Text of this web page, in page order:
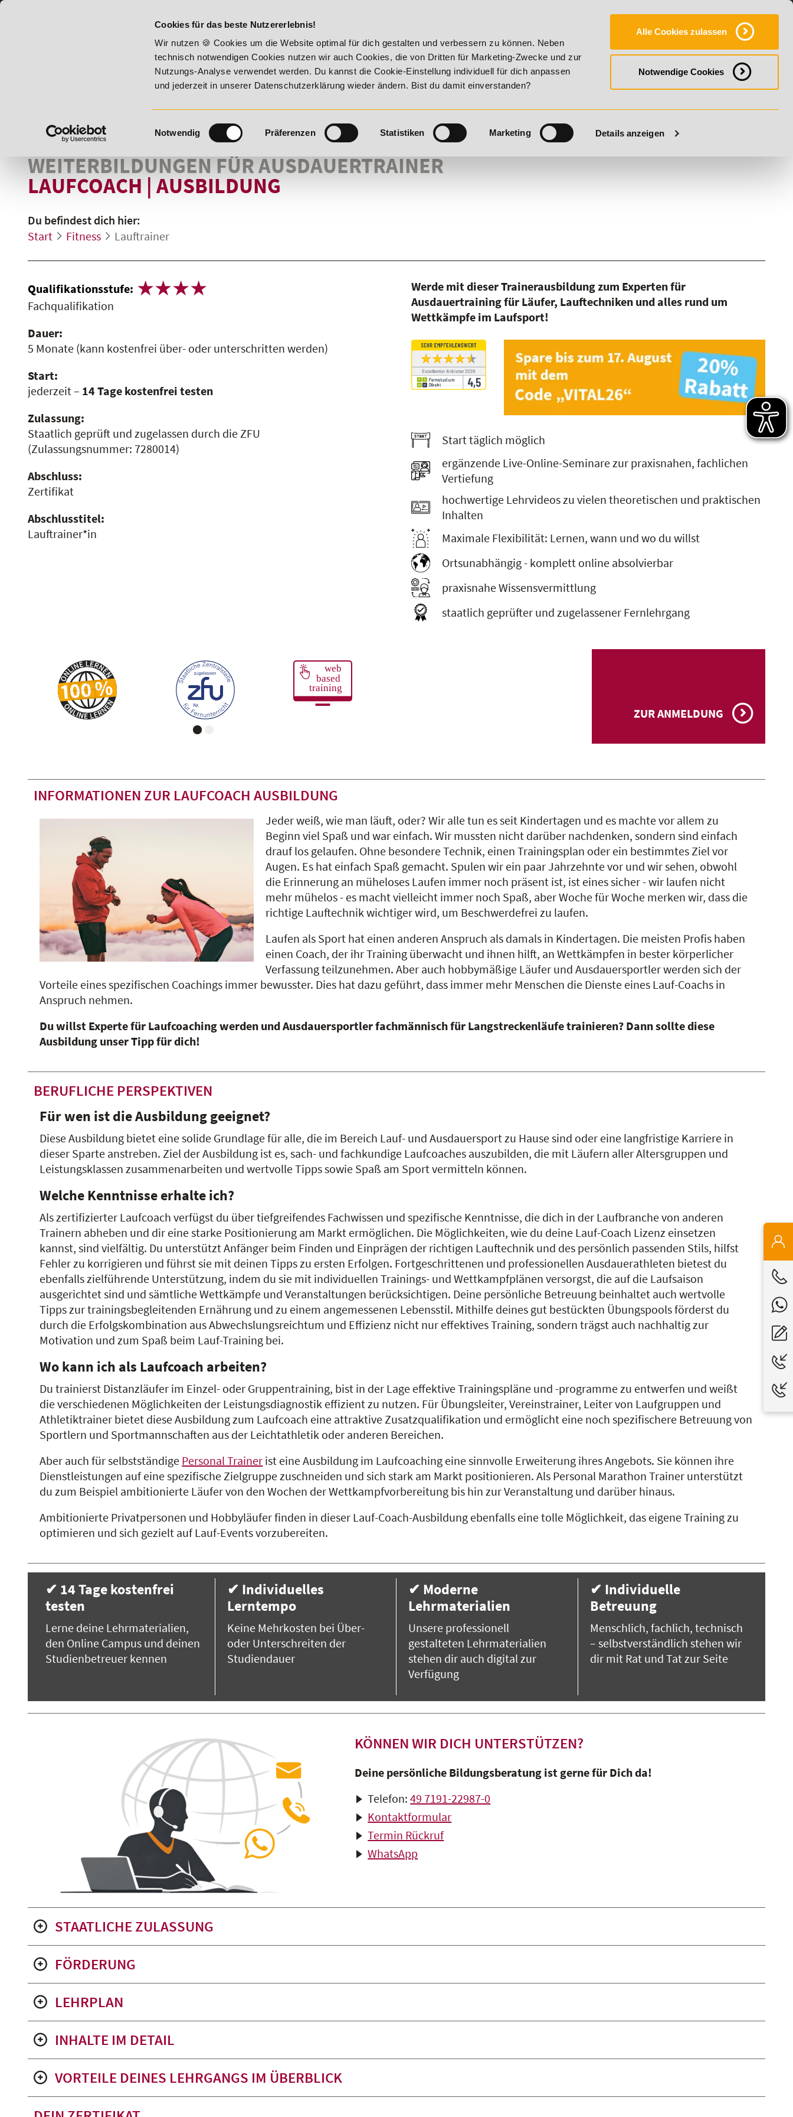
Cookies für das beste Nutzererlebnis!
Wir nutzen 🍪 Cookies um die Website optimal für dich gestalten und verbessern zu können. Neben
technisch notwendigen Cookies nutzen wir auch Cookies, die von Dritten für Marketing-Zwecke und zur
Nutzungs-Analyse verwendet werden. Du kannst die Cookie-Einstellung individuell für dich anpassen
und jederzeit in unserer Datenschutzerklärung wieder ändern. Bist du damit einverstanden?
Einwilligungsauswahl
Notwendig Präferenzen Statistiken Marketing Details anzeigen
Alle Cookies zulassen
Notwendige Cookies
KONTAKT FAQ ONLINE-CAMPUS
20% Rabatt bis 17. August 2026 - Summer Vitality! 20% Rabatt bis 17. August 2026 - Summer Vitality! 20% Rabatt bis 17. August 2026 - Summer Vitality! 20%
WEITERBILDUNGEN FÜR AUSDAUERTRAINER
LAUFCOACH | AUSBILDUNG
Du befindest dich hier:
Start
Fitness Lauftrainer
Qualifikationsstufe:
Fachqualifikation
Dauer:
5 Monate (kann kostenfrei über- oder unterschritten werden)
Start:
jederzeit – 14 Tage kostenfrei testen
Zulassung:
Staatlich geprüft und zugelassen durch die ZFU
(Zulassungsnummer:7280014)
Abschluss:
Zertifikat
Abschlusstitel:
Lauftrainer*in
Werde mit dieser Trainerausbildung zum Experten für
Ausdauertraining für Läufer, Lauftechniken und alles rund um
Wettkämpfe im Laufsport!
Start täglich möglich
ergänzende Live-Online-Seminare zur praxisnahen, fachlichen
Vertiefung
hochwertige Lehrvideos zu vielen theoretischen und praktischen
Inhalten
Maximale Flexibilität: Lernen, wann und wo du willst
Ortsunabhängig - komplett online absolvierbar
praxisnahe Wissensvermittlung
staatlich geprüfter und zugelassener Fernlehrgang
ZUR ANMELDUNG
INFORMATIONEN ZUR LAUFCOACH AUSBILDUNG
Jeder weiß, wie man läuft, oder? Wir alle tun es seit Kindertagen und es machte vor allem zu
Beginn viel Spaß und war einfach. Wir mussten nicht darüber nachdenken, sondern sind einfach
drauf los gelaufen. Ohne besondere Technik, einen Trainingsplan oder ein bestimmtes Ziel vor
Augen. Es hat einfach Spaß gemacht. Spulen wir ein paar Jahrzehnte vor und wir sehen, obwohl
die Erinnerung an müheloses Laufen immer noch präsent ist, ist eines sicher - wir laufen nicht
mehr mühelos - es macht vielleicht immer noch Spaß, aber Woche für Woche merken wir, dass die
richtige Lauftechnik wichtiger wird, um Beschwerdefrei zu laufen.
Laufen als Sport hat einen anderen Anspruch als damals in Kindertagen. Die meisten Profis haben
einen Coach, der ihr Training überwacht und ihnen hilft, an Wettkämpfen in bester körperlicher
Verfassung teilzunehmen. Aber auch hobbymäßige Läufer und Ausdauersportler werden sich der
Vorteile eines spezifischen Coachings immer bewusster. Dies hat dazu geführt, dass immer mehr Menschen die Dienste eines Lauf-Coachs in
Anspruch nehmen.
Du willst Experte für Laufcoaching werden und Ausdauersportler fachmännisch für Langstreckenläufe trainieren? Dann sollte diese
Ausbildung unser Tipp für dich!
BERUFLICHE PERSPEKTIVEN
Für wen ist die Ausbildung geeignet?
Diese Ausbildung bietet eine solide Grundlage für alle, die im Bereich Lauf- und Ausdauersport zu Hause sind oder eine langfristige Karriere in
dieser Sparte anstreben. Ziel der Ausbildung ist es, sach- und fachkundige Laufcoaches auszubilden, die mit Läufern aller Altersgruppen und
Leistungsklassen zusammenarbeiten und wertvolle Tipps sowie Spaß am Sport vermitteln können.
Welche Kenntnisse erhalte ich?
Als zertifizierter Laufcoach verfügst du über tiefgreifendes Fachwissen und spezifische Kenntnisse, die dich in der Laufbranche von anderen
Trainern abheben und dir eine starke Positionierung am Markt ermöglichen. Die Möglichkeiten, wie du deine Lauf-Coach Lizenz einsetzen
kannst, sind vielfältig. Du unterstützt Anfänger beim Finden und Einprägen der richtigen Lauftechnik und des persönlich passenden Stils, hilfst
Fehler zu korrigieren und führst sie mit deinen Tipps zu ersten Erfolgen. Fortgeschrittenen und professionellen Ausdauerathleten bietest du
ebenfalls zielführende Unterstützung, indem du sie mit individuellen Trainings- und Wettkampfplänen versorgst, die auf die Laufsaison
ausgerichtet sind und sämtliche Wettkämpfe und Veranstaltungen berücksichtigen. Deine persönliche Betreuung beinhaltet auch wertvolle
Tipps zur trainingsbegleitenden Ernährung und zu einem angemessenen Lebensstil. Mithilfe deines gut bestückten Übungspools förderst du
durch die Erfolgskombination aus Abwechslungsreichtum und Effizienz nicht nur effektives Training, sondern trägst auch nachhaltig zur
Motivation und zum Spaß beim Lauf-Training bei.
Wo kann ich als Laufcoach arbeiten?
Du trainierst Distanzläufer im Einzel- oder Gruppentraining, bist in der Lage effektive Trainingspläne und -programme zu entwerfen und weißt
die verschiedenen Möglichkeiten der Leistungsdiagnostik effizient zu nutzen. Für Übungsleiter, Vereinstrainer, Leiter von Laufgruppen und
Athletiktrainer bietet diese Ausbildung zum Laufcoach eine attraktive Zusatzqualifikation und ermöglicht eine noch spezifischere Betreuung von
Sportlern und Sportmannschaften aus der Leichtathletik oder anderen Bereichen.
Aber auch für selbstständige Personal Trainer ist eine Ausbildung im Laufcoaching eine sinnvolle Erweiterung ihres Angebots. Sie können ihre
Dienstleistungen auf eine spezifische Zielgruppe zuschneiden und sich stark am Markt positionieren. Als Personal Marathon Trainer unterstützt
du zum Beispiel ambitionierte Läufer von den Wochen der Wettkampfvorbereitung bis hin zur Veranstaltung und darüber hinaus.
Ambitionierte Privatpersonen und Hobbyläufer finden in dieser Lauf-Coach-Ausbildung ebenfalls eine tolle Möglichkeit, das eigene Training zu
optimieren und sich gezielt auf Lauf-Events vorzubereiten.
✔ 14 Tage kostenfrei
testen
Lerne deine Lehrmaterialien,
den Online Campus und deinen
Studienbetreuer kennen
✔ Individuelles
Lerntempo
Keine Mehrkosten bei Über-
oder Unterschreiten der
Studiendauer
✔ Moderne
Lehrmaterialien
Unsere professionell
gestalteten Lehrmaterialien
stehen dir auch digital zur
Verfügung
✔ Individuelle
Betreuung
Menschlich, fachlich, technisch
– selbstverständlich stehen wir
dir mit Rat und Tat zur Seite
KÖNNEN WIR DICH UNTERSTÜTZEN?
Deine persönliche Bildungsberatung ist gerne für Dich da!
Telefon:49 7191-22987-0
Kontaktformular
Termin Rückruf
WhatsApp
STAATLICHE ZULASSUNG
FÖRDERUNG
LEHRPLAN
INHALTE IM DETAIL
VORTEILE DEINES LEHRGANGS IM ÜBERBLICK